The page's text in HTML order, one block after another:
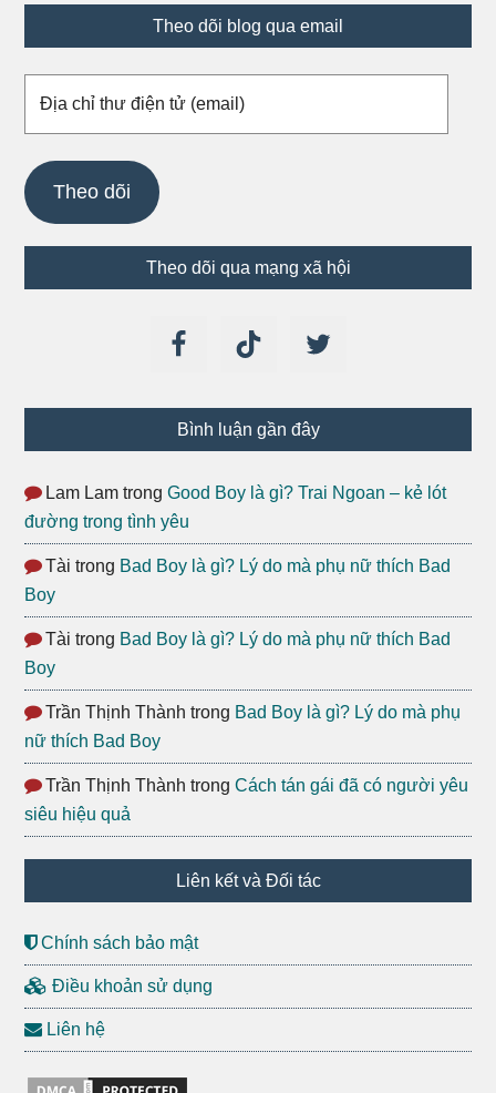
Theo dõi blog qua email
chỉ
điện
tử
Theo dõi
Theo dõi qua mạng xã hội
Bình luận gần đây
Lam Lam trongGood Boy là gì? Trai Ngoan – kẻ lót
đường trong tình yêu
Tài trong Bad Boy là gì? Lý do mà phụ nữ thích Bad
Boy
Tài trong Bad Boy là gì? Lý do mà phụ nữ thích Bad
Boy
Trần Thịnh Thành trong Bad Boy là gì? Lý do mà phụ
nữ thích Bad Boy
Trần Thịnh Thành trongCách tán gái đã có người yêu
siêu hiệu quả
Liên kết và Đối tác
Chính sách bảo mật
Điều khoản sử dụng
Liên hệ